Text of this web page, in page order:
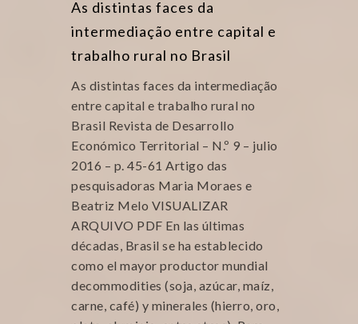
As distintas faces da
intermediação entre capital e
trabalho rural no Brasil
As distintas faces da intermediação
entre capital e trabalho rural no
Brasil Revista de Desarrollo
Económico Territorial – N.º 9 – julio
2016 – p. 45-61 Artigo das
pesquisadoras Maria Moraes e
Beatriz Melo VISUALIZAR
ARQUIVO PDF En las últimas
décadas, Brasil se ha establecido
como el mayor productor mundial
decommodities (soja, azúcar, maíz,
carne, café) y minerales (hierro, oro,